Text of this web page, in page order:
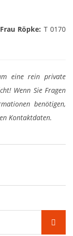
Frau Röpke: T 0170
eine rein private
Wenn Sie Fragen
benötigen,
Kontaktdaten.